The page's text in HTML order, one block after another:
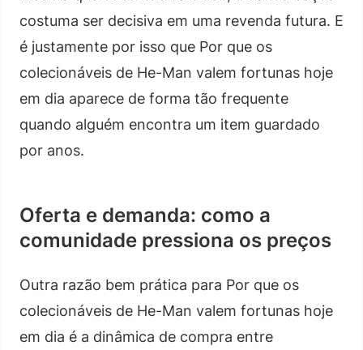
costuma ser decisiva em uma revenda futura. E
é justamente por isso que Por que os
colecionáveis de He-Man valem fortunas hoje
em dia aparece de forma tão frequente
quando alguém encontra um item guardado
por anos.
Oferta e demanda: como a
comunidade pressiona os preços
Outra razão bem prática para Por que os
colecionáveis de He-Man valem fortunas hoje
em dia é a dinâmica de compra entre